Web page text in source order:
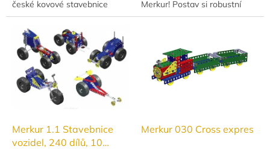
české kovové stavebnice
Merkur! 🔩Z 504 dílků sestavíš
funkční model buldozeru s...
Merkur! Postav si robustní
terénní vůz 4x4, který zvládne
Merkur 1.1 Stavebnice
vozidel, 240 dílů, 10
Merkur 030 Cross expres